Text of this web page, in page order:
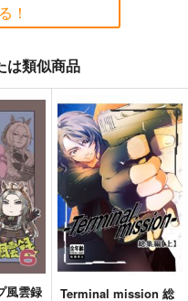
ン屋
ばっどがーる 6
芳文社
1,100円 （税込）
サンプル
作品詳細
！
は類似商品
風雲録
Terminal mission 総